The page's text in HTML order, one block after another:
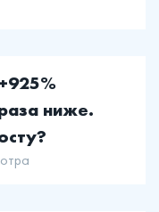
ниже.